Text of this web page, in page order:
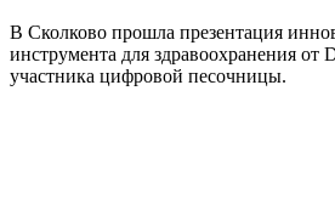
В Сколково прошла презентация
инструмента для здравоохранения от
участника цифровой песочницы.